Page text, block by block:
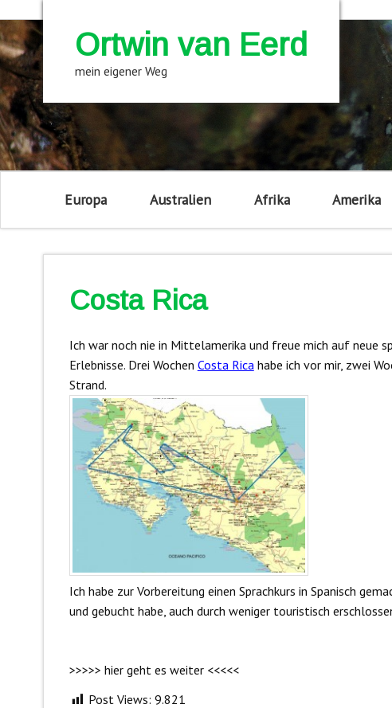
Ortwin van Eerd
mein eigener Weg
Europa Australien Afrika Amerika
Costa Rica
Ich war noch nie in Mittelamerika und freue mich auf neue
Erlebnisse. Drei Wochen Costa Rica habe ich vor mir, zwei
Strand.
Ich habe zur Vorbereitung einen Sprachkurs in Spanisch
und gebucht habe, auch durch weniger touristisch
>>>>> hier geht es weiter <<<<<
Post Views: 9.821